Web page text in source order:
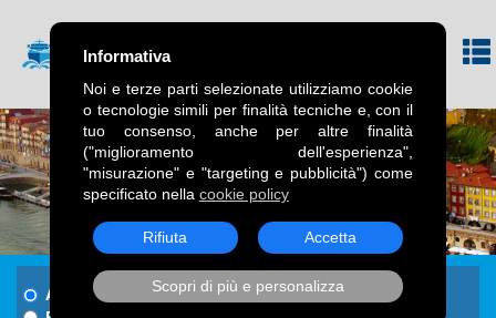
Informativa
Noi e terze parti selezionate utilizziamo cookie
o tecnologie simili per finalità tecniche e, con il
tuo consenso, anche per altre finalità
("miglioramento dell'esperienza",
"misurazione" e "targeting e pubblicità") come
specificato nella cookie policy
Rifiuta Accetta
Scopri di più e personalizza